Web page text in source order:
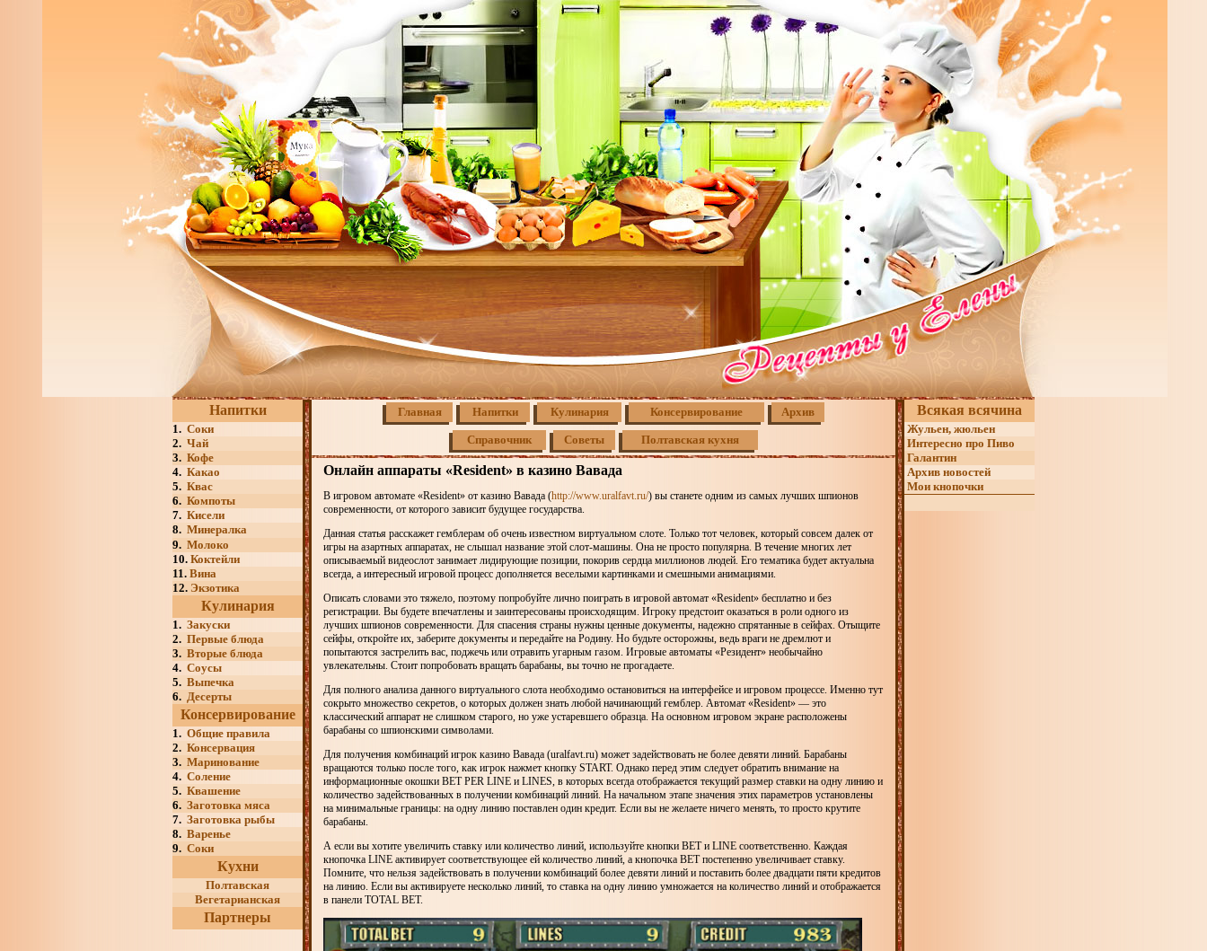
Напитки
1. Соки
2. Чай
3. Кофе
4. Какао
5. Квас
6. Компоты
7. Кисели
8. Минералка
9. Молоко
10. Коктейли
11. Вина
12. Экзотика
Кулинария
1. Закуски
2. Первые блюда
3. Вторые блюда
4. Соусы
5. Выпечка
6. Десерты
Консервирование
1. Общие правила
2. Консервация
3. Маринование
4. Соление
5. Квашение
6. Заготовка мяса
7. Заготовка рыбы
8. Варенье
9. Соки
Кухни
Полтавская
Вегетарианская
Партнеры
Главная Напитки Кулинария Консервирование Архив
Справочник Советы Полтавская кухня
Онлайн аппараты «Resident» в казино Вавада
В игровом автомате «Resident» от казино Вавада (http://www.uralfavt.ru/) вы станете одним из самых лучших шпионов
современности, от которого зависит будущее государства.
Данная статья расскажет гемблерам об очень известном виртуальном слоте. Только тот человек, который совсем далек от
игры на азартных аппаратах, не слышал название этой слот-машины. Она не просто популярна. В течение многих лет
описываемый видеослот занимает лидирующие позиции, покорив сердца миллионов людей. Его тематика будет актуальна
всегда, а интересный игровой процесс дополняется веселыми картинками и смешными анимациями.
Описать словами это тяжело, поэтому попробуйте лично поиграть в игровой автомат «Resident» бесплатно и без
регистрации. Вы будете впечатлены и заинтересованы происходящим. Игроку предстоит оказаться в роли одного из
лучших шпионов современности. Для спасения страны нужны ценные документы, надежно спрятанные в сейфах. Отыщите
сейфы, откройте их, заберите документы и передайте на Родину. Но будьте осторожны, ведь враги не дремлют и
попытаются застрелить вас, поджечь или отравить угарным газом. Игровые автоматы «Резидент» необычайно
увлекательны. Стоит попробовать вращать барабаны, вы точно не прогадаете.
Для полного анализа данного виртуального слота необходимо остановиться на интерфейсе и игровом процессе. Именно тут
сокрыто множество секретов, о которых должен знать любой начинающий гемблер. Автомат «Resident» — это
классический аппарат не слишком старого, но уже устаревшего образца. На основном игровом экране расположены
барабаны со шпионскими символами.
Для получения комбинаций игрок казино Вавада (uralfavt.ru) может задействовать не более девяти линий. Барабаны
вращаются только после того, как игрок нажмет кнопку START. Однако перед этим следует обратить внимание на
информационные окошки BET PER LINE и LINES, в которых всегда отображается текущий размер ставки на одну линию и
количество задействованных в получении комбинаций линий. На начальном этапе значения этих параметров установлены
на минимальные границы: на одну линию поставлен один кредит. Если вы не желаете ничего менять, то просто крутите
барабаны.
А если вы хотите увеличить ставку или количество линий, используйте кнопки BET и LINE соответственно. Каждая
кнопочка LINE активирует соответствующее ей количество линий, а кнопочка BET постепенно увеличивает ставку.
Помните, что нельзя задействовать в получении комбинаций более девяти линий и поставить более двадцати пяти кредитов
на линию. Если вы активируете несколько линий, то ставка на одну линию умножается на количество линий и отображается
в панели TOTAL BET.
Всякая всячина
Жульен, жюльен
Интересно про Пиво
Галантин
Архив новостей
Мои кнопочки